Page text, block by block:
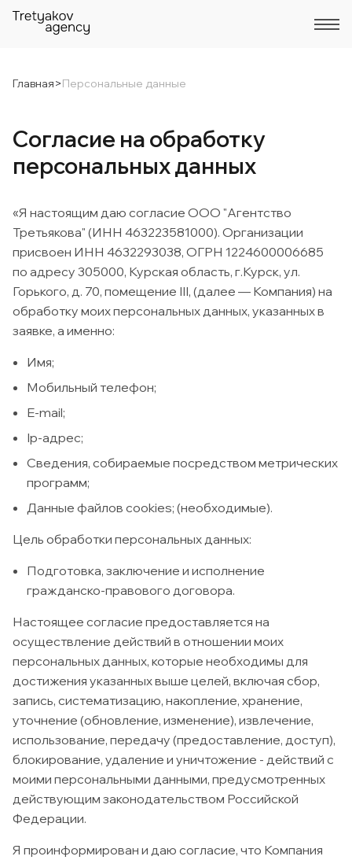
Главная>Персональные данные
Согласие на обработку
персональных данных
«Я настоящим даю согласие ООО "Агентство
Третьякова" (ИНН 463223581000). Организации
присвоен ИНН 4632293038, ОГРН 1224600006685
по адресу 305000, Курская область, г.Курск, ул.
Горького, д. 70, помещение III, (далее — Компания) на
обработку моих персональных данных, указанных в
заявке, а именно:
Имя;
Мобильный телефон;
E-mail;
Ip-адрес;
Сведения, собираемые посредством метрических
программ;
Данные файлов cookies; (необходимые).
Цель обработки персональных данных:
Подготовка, заключение и исполнение
гражданско-правового договора.
Настоящее согласие предоставляется на
осуществление действий в отношении моих
персональных данных, которые необходимы для
достижения указанных выше целей, включая сбор,
запись, систематизацию, накопление, хранение,
уточнение (обновление, изменение), извлечение,
использование, передачу (предоставление, доступ),
блокирование, удаление и уничтожение - действий с
моими персональными данными, предусмотренных
действующим законодательством Российской
Федерации.
Я проинформирован и даю согласие, что Компания